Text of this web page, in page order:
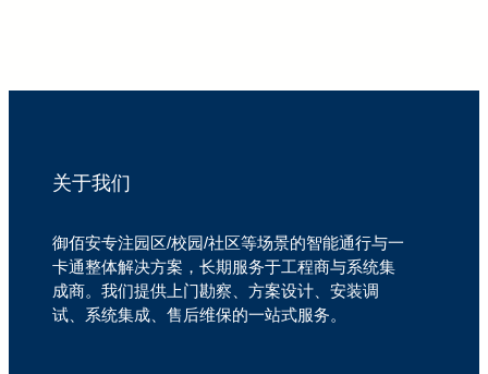
关于我们
御佰安专注园区/校园/社区等场景的智能通行与一
卡通整体解决方案，长期服务于工程商与系统集
成商。我们提供上门勘察、方案设计、安装调
试、系统集成、售后维保的一站式服务。